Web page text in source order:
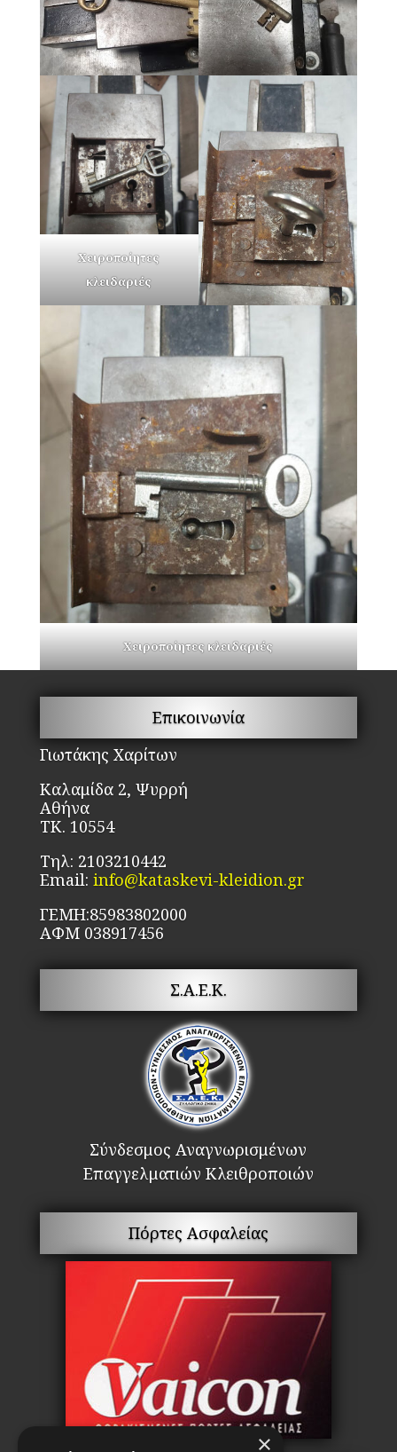
Χειροποίητες
κλειδαριές
Χειροποίητες κλειδαριές
Επικοινωνία
Γιωτάκης Χαρίτων
Καλαμίδα 2, Ψυρρή
Αθήνα
ΤΚ. 10554
Τηλ: 2103210442
Email: info@kataskevi-kleidion.gr
ΓΕΜΗ:85983802000
ΑΦΜ 038917456
Σ.Α.Ε.Κ.
Σύνδεσμος Αναγνωρισμένων
Επαγγελματιών Κλειθροποιών
Πόρτες Ασφαλείας
×